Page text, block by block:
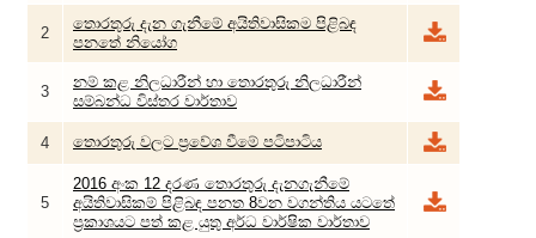
2
තොරතුරු දැන ගැනීමේ අයිතිවාසිකම පිළිබඳ
පනතේ නියෝග
3
නම් කළ නිලධාරීන් හා තොරතුරු නිලධාරීන්
සම්බන්ධ විස්තර වාර්තාව
4 තොරතුරු වලට ප්‍රවේශ වීමේ පටිපාටිය
5
2016 අංක 12 දරණ තොරතුරු දැනගැනීමේ
අයිතිවාසිකම් පිළිබඳ පනත 8වන වගන්තිය යටතේ
ප්‍රකාශයට පත් කළ යුතු අර්ධ වාර්ෂික වාර්තාව